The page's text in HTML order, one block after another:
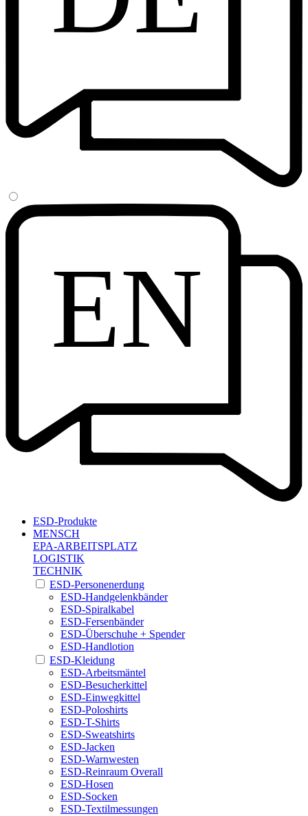
EN
ESD-Produkte
MENSCH
EPA-ARBEITSPLATZ
LOGISTIK
TECHNIK
ESD-Personenerdung
ESD-Handgelenkbänder
ESD-Spiralkabel
ESD-Fersenbänder
ESD-Überschuhe + Spender
ESD-Handlotion
ESD-Kleidung
ESD-Arbeitsmäntel
ESD-Besucherkittel
ESD-Einwegkittel
ESD-Poloshirts
ESD-T-Shirts
ESD-Sweatshirts
ESD-Jacken
ESD-Warnwesten
ESD-Reinraum Overall
ESD-Hosen
ESD-Socken
ESD-Textilmessungen